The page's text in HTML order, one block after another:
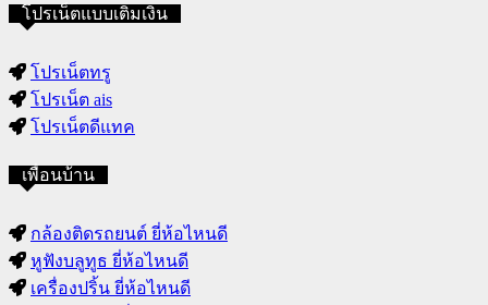
โปรเน็ตแบบเติมเงิน
โปรเน็ตทรู
โปรเน็ต ais
โปรเน็ตดีแทค
เพื่อนบ้าน
กล้องติดรถยนต์ ยี่ห้อไหนดี
หูฟังบลูทูธ ยี่ห้อไหนดี
เครื่องปริ้น ยี่ห้อไหนดี